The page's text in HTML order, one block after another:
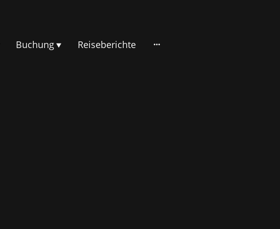
Buchung Reiseberichte